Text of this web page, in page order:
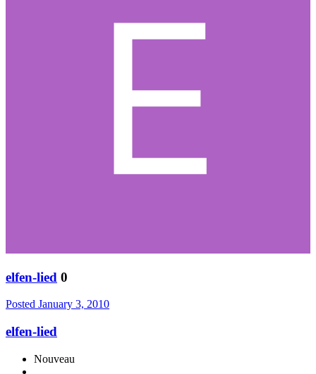
elfen-lied 0
Posted January 3, 2010
elfen-lied
Nouveau